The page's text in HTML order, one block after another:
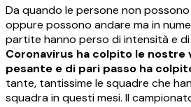
Da quando le persone non
oppure possono andare ma in
partite hanno perso di intensità e
Coronavirus ha colpito le nostre
pesante e di pari passo ha
tante, tantissime le squadre che
squadra in questi mesi. Il